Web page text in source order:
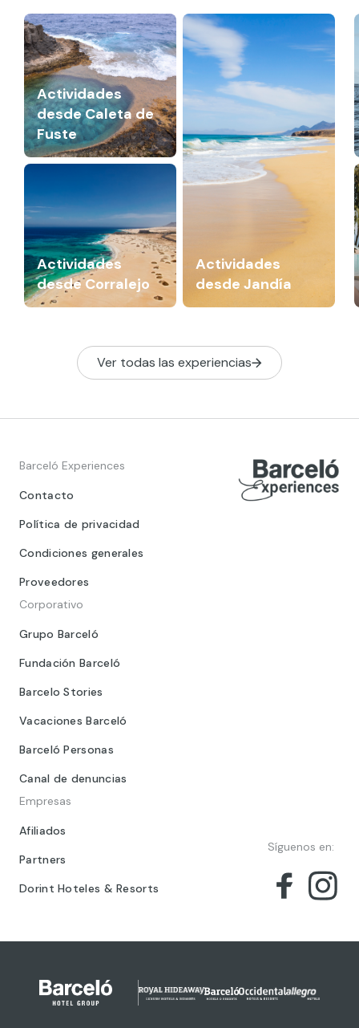
Actividades
desde Caleta de
Fuste
Actividades
desde Jandía
Actividades
desde Corralejo
Ver todas las experiencias
Barceló Experiences
Contacto
Política de privacidad
Condiciones generales
Proveedores
Corporativo
Grupo Barceló
Fundación Barceló
Barcelo Stories
Vacaciones Barceló
Barceló Personas
Canal de denuncias
Empresas
Afiliados
Partners
Dorint Hoteles & Resorts
Síguenos en: